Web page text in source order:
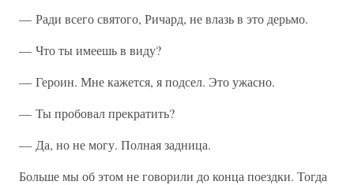
— Ради всего святого, Ричард, не влазь в это дерьмо.
— Что ты имеешь в виду?
— Героин. Мне кажется, я подсел. Это ужасно.
— Ты пробовал прекратить?
— Да, но не могу. Полная задница.
Больше мы об этом не говорили до конца поездки. Тогда